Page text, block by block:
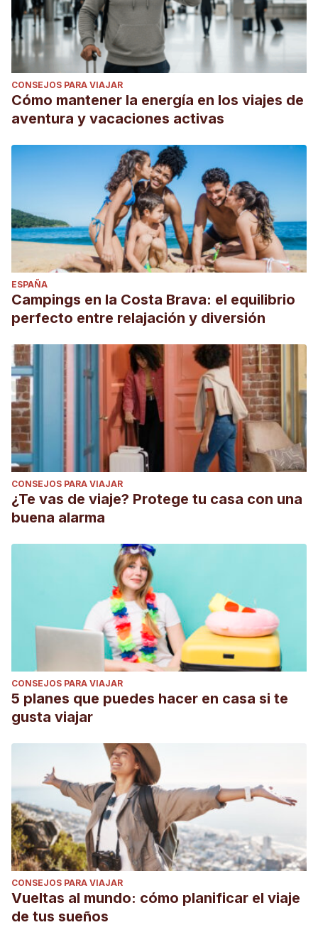
CONSEJOS PARA VIAJAR
Cómo mantener la energía en los viajes de
aventura y vacaciones activas
ESPAÑA
Campings en la Costa Brava: el equilibrio
perfecto entre relajación y diversión
CONSEJOS PARA VIAJAR
¿Te vas de viaje? Protege tu casa con una
buena alarma
CONSEJOS PARA VIAJAR
5 planes que puedes hacer en casa si te
gusta viajar
CONSEJOS PARA VIAJAR
Vueltas al mundo: cómo planificar el viaje
de tus sueños